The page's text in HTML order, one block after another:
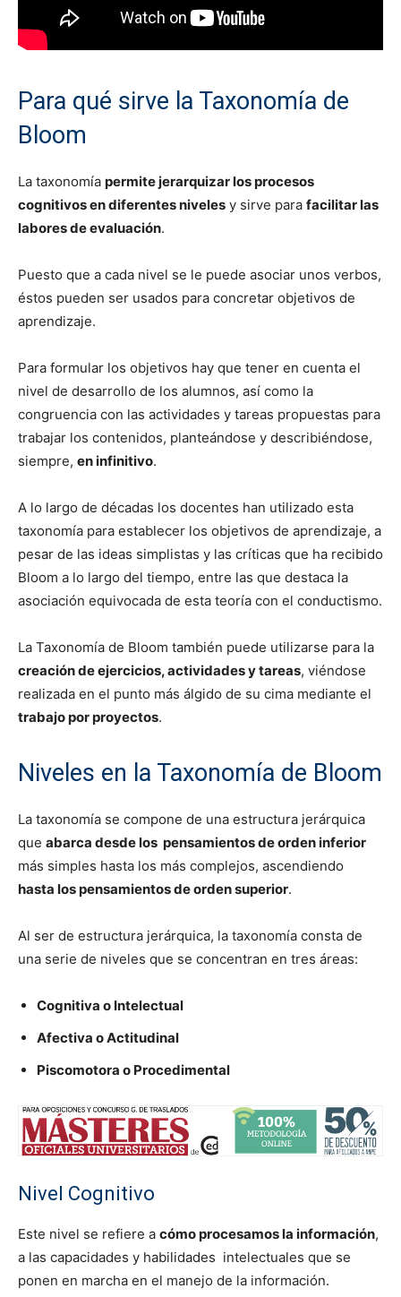
Para qué sirve la Taxonomía de
Bloom
La taxonomía permite jerarquizar los procesos
cognitivos en diferentes niveles y sirve para facilitar las
labores de evaluación.
Puesto que a cada nivel se le puede asociar unos verbos,
éstos pueden ser usados para concretar objetivos de
aprendizaje.
Para formular los objetivos hay que tener en cuenta el
nivel de desarrollo de los alumnos, así como la
congruencia con las actividades y tareas propuestas para
trabajar los contenidos, planteándose y describiéndose,
siempre, en infinitivo.
A lo largo de décadas los docentes han utilizado esta
taxonomía para establecer los objetivos de aprendizaje, a
pesar de las ideas simplistas y las críticas que ha recibido
Bloom a lo largo del tiempo, entre las que destaca la
asociación equivocada de esta teoría con el conductismo.
La Taxonomía de Bloom también puede utilizarse para la
creación de ejercicios, actividades y tareas, viéndose
realizada en el punto más álgido de su cima mediante el
trabajo por proyectos.
Niveles en la Taxonomía de Bloom
La taxonomía se compone de una estructura jerárquica
que abarca desde los pensamientos de orden inferior
más simples hasta los más complejos, ascendiendo
hasta los pensamientos de orden superior.
Al ser de estructura jerárquica, la taxonomía consta de
una serie de niveles que se concentran en tres áreas:
Cognitiva o Intelectual
Afectiva o Actitudinal
Piscomotora o Procedimental
Nivel Cognitivo
Este nivel se refiere a cómo procesamos la información,
a las capacidades y habilidades intelectuales que se
ponen en marcha en el manejo de la información.